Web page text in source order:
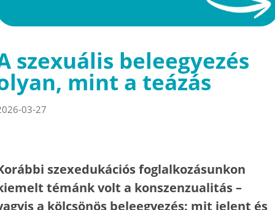
szexuális beleegyezés
mint a teázás
03-27
szexedukációs foglalkozásunkon
témánk volt a konszenzualitás –
a kölcsönös beleegyezés: mit jelent és